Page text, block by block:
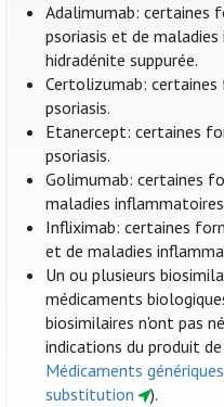
Adalimumab: certaines
psoriasis et de
hidradénite suppurée.
Certolizumab:
psoriasis.
Etanercept: certaines
psoriasis.
Golimumab: certaines
maladies
Infliximab: certaines
et de maladies
Un ou plusieurs
médicaments
biosimilaires n'ont pas
indications du produit
Médicaments
substitution
).